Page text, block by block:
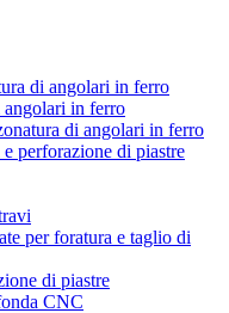
di angolari in ferro
angolari in ferro
di angolari in ferro
perforazione di piastre
per foratura e taglio di
di piastre
CNC